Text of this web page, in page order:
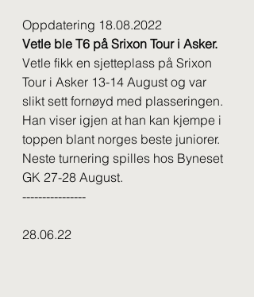
Oppdatering 18.08.2022
Vetle ble T6 på Srixon Tour i Asker.
Vetle fikk en sjetteplass på Srixon
Tour i Asker 13-14 August og var
slikt sett fornøyd med plasseringen.
Han viser igjen at han kan kjempe i
toppen blant norges beste juniorer.
Neste turnering spilles hos Byneset
GK 27-28 August.
----------------
28.06.22